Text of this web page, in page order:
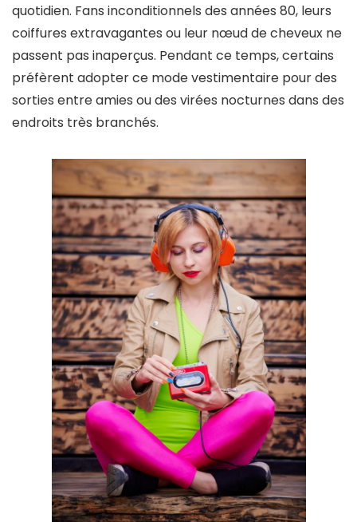
quotidien. Fans inconditionnels des années 80, leurs
coiffures extravagantes ou leur nœud de cheveux ne
passent pas inaperçus. Pendant ce temps, certains
préfèrent adopter ce mode vestimentaire pour des
sorties entre amies ou des virées nocturnes dans des
endroits très branchés.